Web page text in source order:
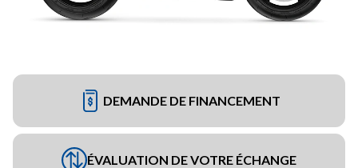
DEMANDE DE FINANCEMENT
ÉVALUATION DE VOTRE ÉCHANGE